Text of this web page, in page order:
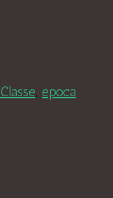
Classe, epoca